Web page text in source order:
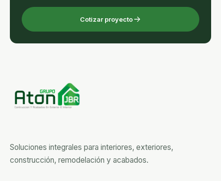
Cotizar proyecto
Soluciones integrales para interiores, exteriores,
construcción, remodelación y acabados.